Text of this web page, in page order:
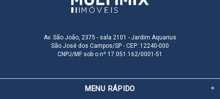
Av. São João, 2375 - sala 2101 - Jardim Aquarius
São José dos Campos/SP - CEP: 12240-000
CNPJ/MF sob o nº 17.051.162/0001-51
MENU RÁPIDO